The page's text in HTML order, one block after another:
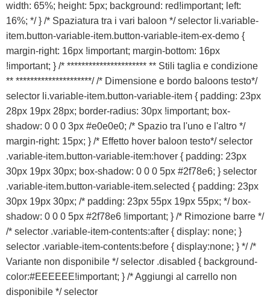
width: 65%; height: 5px; background: red!important; left:
16%; */ } /* Spaziatura tra i vari baloon */ selector li.variable-
item.button-variable-item.button-variable-item-ex-demo {
margin-right: 16px !important; margin-bottom: 16px
!important; } /* ********************** ** Stili taglia e condizione
** *********************/ /* Dimensione e bordo baloons testo*/
selector li.variable-item.button-variable-item { padding: 23px
28px 19px 28px; border-radius: 30px !important; box-
shadow: 0 0 0 3px #e0e0e0; /* Spazio tra l'uno e l'altro */
margin-right: 15px; } /* Effetto hover baloon testo*/ selector
.variable-item.button-variable-item:hover { padding: 23px
30px 19px 30px; box-shadow: 0 0 0 5px #2f78e6; } selector
.variable-item.button-variable-item.selected { padding: 23px
30px 19px 30px; /* padding: 23px 55px 19px 55px; */ box-
shadow: 0 0 0 5px #2f78e6 !important; } /* Rimozione barre */
/* selector .variable-item-contents:after { display: none; }
selector .variable-item-contents:before { display:none; } */ /*
Variante non disponibile */ selector .disabled { background-
color:#EEEEEE!important; } /* Aggiungi al carrello non
disponibile */ selector